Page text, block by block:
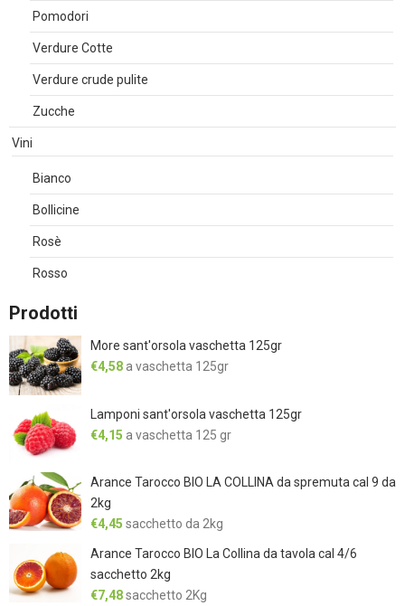
Pomodori
Verdure Cotte
Verdure crude pulite
Zucche
Vini
Bianco
Bollicine
Rosè
Rosso
Prodotti
More sant'orsola vaschetta 125gr
€4,58 a vaschetta 125gr
Lamponi sant'orsola vaschetta 125gr
€4,15 a vaschetta 125 gr
Arance Tarocco BIO LA COLLINA da spremuta cal 9 da
2kg
€4,45 sacchetto da 2kg
Arance Tarocco BIO La Collina da tavola cal 4/6
sacchetto 2kg
€7,48sacchetto 2Kg